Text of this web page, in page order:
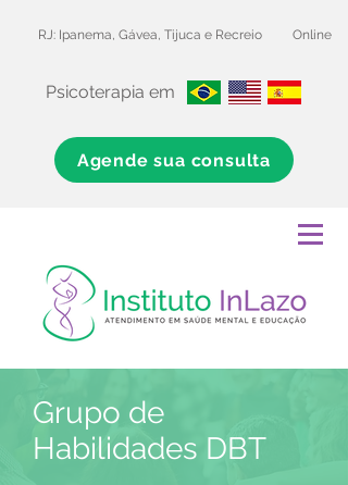
RJ: Ipanema, Gávea, Tijuca e Recreio Online
Psicoterapia em
Agende sua consulta
Grupo de
Habilidades DBT